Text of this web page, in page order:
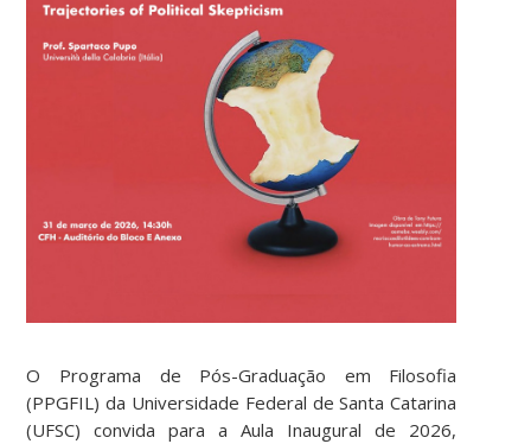
O Programa de Pós-Graduação em Filosofia
(PPGFIL) da Universidade Federal de Santa Catarina
(UFSC) convida para a Aula Inaugural de 2026,